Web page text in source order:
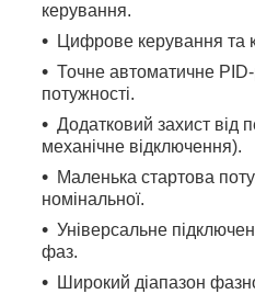
керування.
Цифрове керування та
Точне автоматичне
потужності.
Додатковий захист від
механічне відключення).
Маленька стартова
номінальної.
Універсальне
фаз.
Широкий діапазон